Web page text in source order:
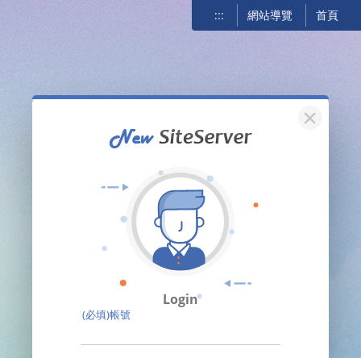
::: 網站導覽 首頁
關閉
Login
(必填)帳號